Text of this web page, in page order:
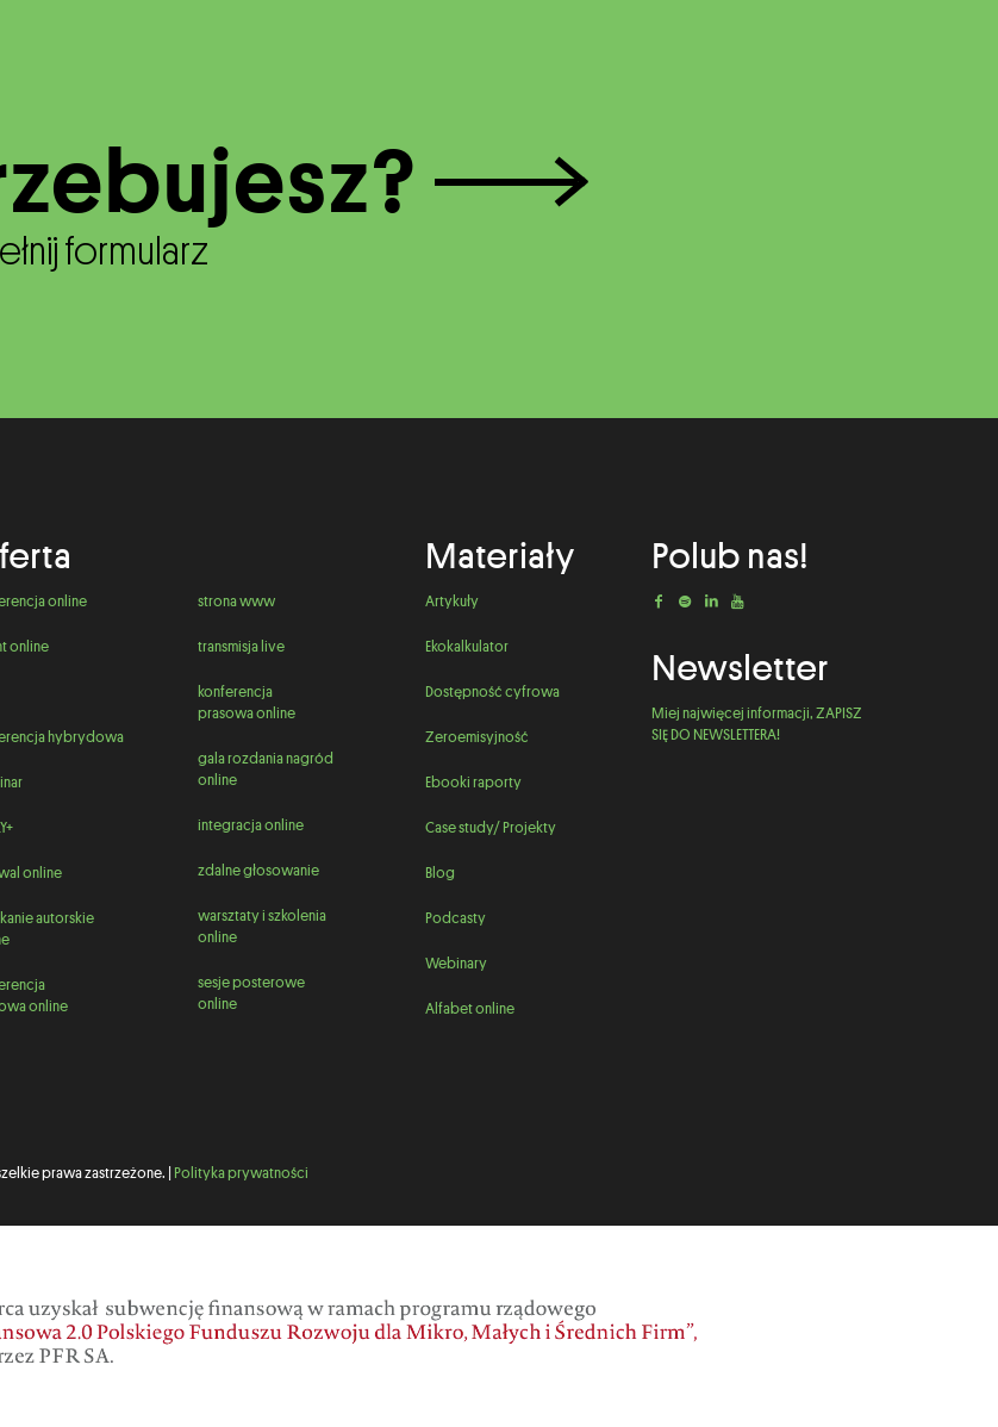
formularz
online
online
hybrydowa
online
autorskie
online
strona www
transmisja live
konferencja
prasowa online
gala rozdania nagród
online
integracja online
zdalne głosowanie
warsztaty i szkolenia
online
sesje posterowe
online
Materiały
Artykuły
Ekokalkulator
Dostępność cyfrowa
Zeroemisyjność
Ebooki raporty
Case study/ Projekty
Blog
Podcasty
Webinary
Alfabet online
Polub nas!
Newsletter
Miej najwięcej informacji, ZAPISZ
SIĘ DO NEWSLETTERA!
prawa zastrzeżone. | Polityka prywatności